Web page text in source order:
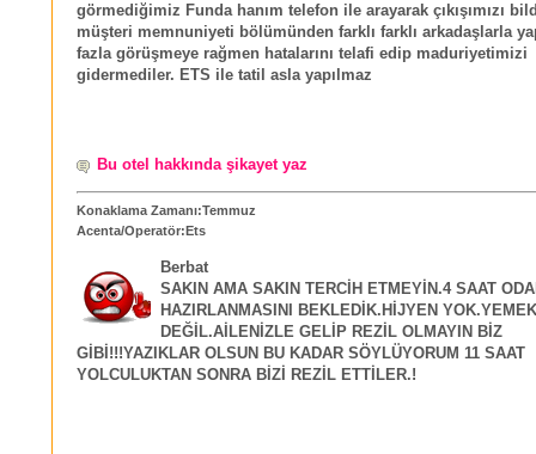
görmediğimiz Funda hanım telefon ile arayarak çıkışımızı
müşteri memnuniyeti bölümünden farklı farklı arkadaşlarla
fazla görüşmeye rağmen hatalarını telafi edip maduriyetimizi
gidermediler. ETS ile tatil asla yapılmaz
Bu otel hakkında şikayet yaz
Konaklama Zamanı:Temmuz
Acenta/Operatör:Ets
Berbat
SAKIN AMA SAKIN TERCİH ETMEYİN.4 SAAT
HAZIRLANMASINI BEKLEDİK.HİJYEN
DEĞİL.AİLENİZLE GELİP REZİL OLMAYIN BİZ
GİBİ!!!YAZIKLAR OLSUN BU KADAR SÖYLÜYORUM 11 SAAT
YOLCULUKTAN SONRA BİZİ REZİL ETTİLER.!